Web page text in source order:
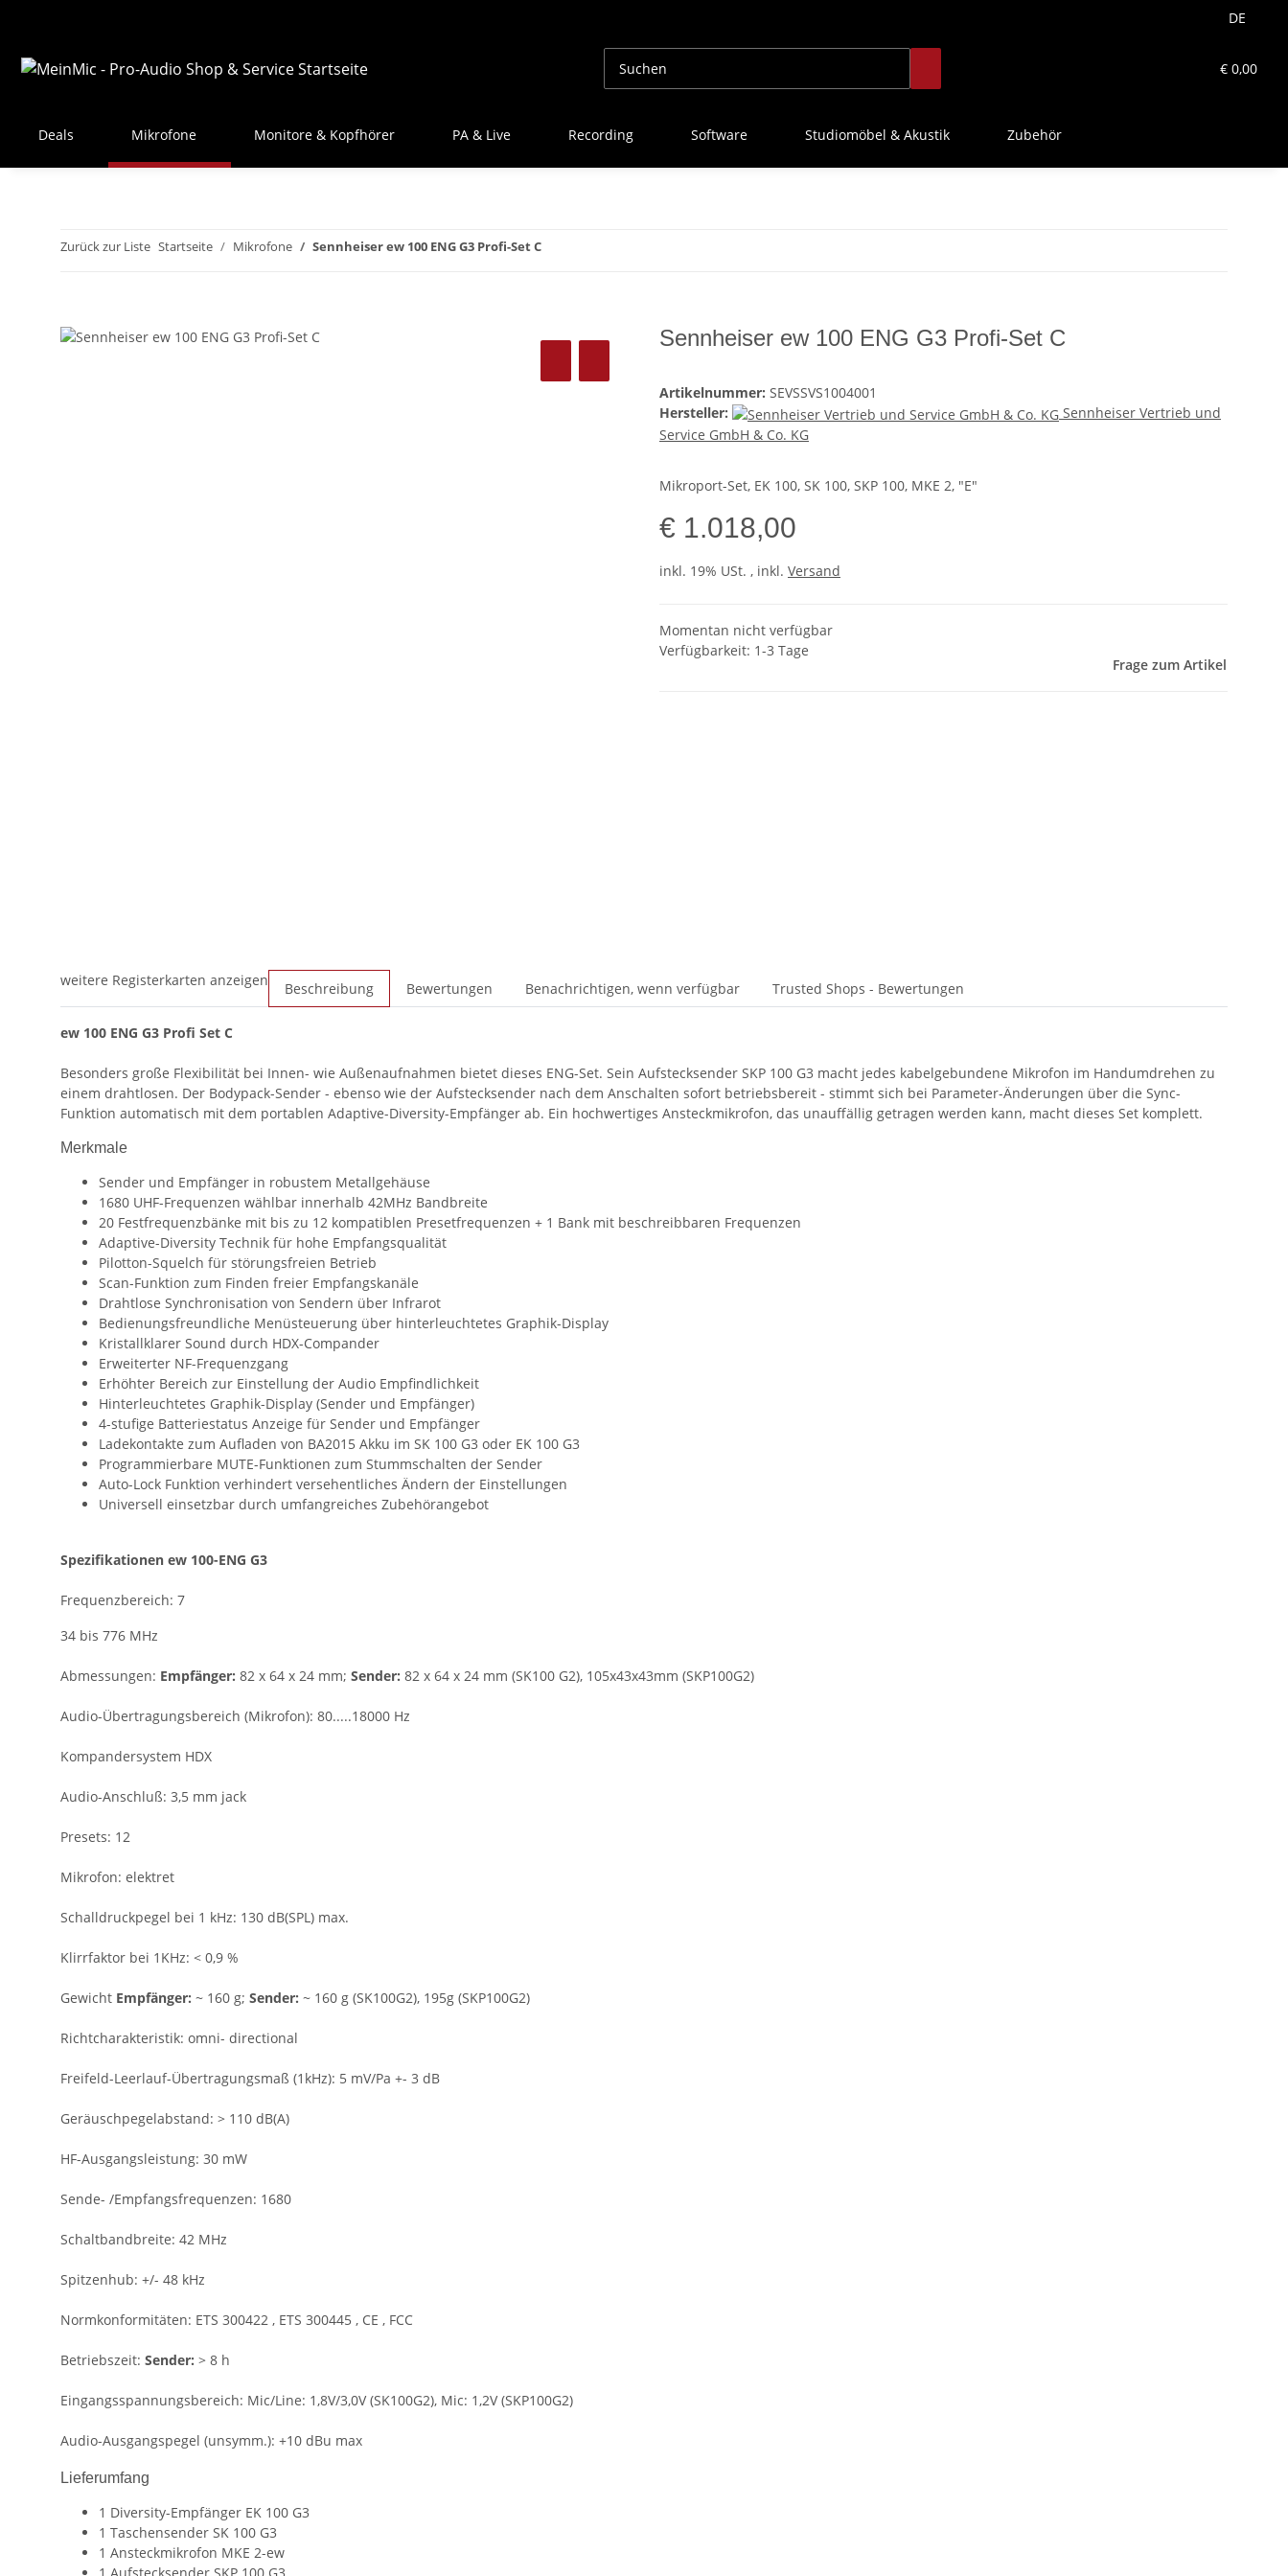
DE
€ 0,00
Deals Mikrofone Monitore & Kopfhörer PA & Live Recording Software Studiomöbel & Akustik Zubehör
Zurück zur Liste Startseite Mikrofone Sennheiser ew 100 ENG G3 Profi-Set C
Sennheiser ew 100 ENG G3 Profi-Set C
Artikelnummer: SEVSSVS1004001
Hersteller:
Sennheiser Vertrieb und
Service GmbH & Co. KG
Mikroport-Set, EK 100, SK 100, SKP 100, MKE 2, "E"
€ 1.018,00
inkl. 19% USt. , inkl. Versand
Momentan nicht verfügbar
Verfügbarkeit: 1-3 Tage
Frage zum Artikel
weitere Registerkarten anzeigen Beschreibung Bewertungen Benachrichtigen, wenn verfügbar Trusted Shops - Bewertungen
ew 100 ENG G3 Profi Set C
Besonders große Flexibilität bei Innen- wie Außenaufnahmen bietet dieses ENG-Set. Sein Aufstecksender SKP 100 G3 macht jedes kabelgebundene Mikrofon im Handumdrehen zu
einem drahtlosen. Der Bodypack-Sender - ebenso wie der Aufstecksender nach dem Anschalten sofort betriebsbereit - stimmt sich bei Parameter-Änderungen über die Sync-
Funktion automatisch mit dem portablen Adaptive-Diversity-Empfänger ab. Ein hochwertiges Ansteckmikrofon, das unauffällig getragen werden kann, macht dieses Set komplett.
Merkmale
Sender und Empfänger in robustem Metallgehäuse
1680 UHF-Frequenzen wählbar innerhalb 42MHz Bandbreite
20 Festfrequenzbänke mit bis zu 12 kompatiblen Presetfrequenzen + 1 Bank mit beschreibbaren Frequenzen
Adaptive-Diversity Technik für hohe Empfangsqualität
Pilotton-Squelch für störungsfreien Betrieb
Scan-Funktion zum Finden freier Empfangskanäle
Drahtlose Synchronisation von Sendern über Infrarot
Bedienungsfreundliche Menüsteuerung über hinterleuchtetes Graphik-Display
Kristallklarer Sound durch HDX-Compander
Erweiterter NF-Frequenzgang
Erhöhter Bereich zur Einstellung der Audio Empfindlichkeit
Hinterleuchtetes Graphik-Display (Sender und Empfänger)
4-stufige Batteriestatus Anzeige für Sender und Empfänger
Ladekontakte zum Aufladen von BA2015 Akku im SK 100 G3 oder EK 100 G3
Programmierbare MUTE-Funktionen zum Stummschalten der Sender
Auto-Lock Funktion verhindert versehentliches Ändern der Einstellungen
Universell einsetzbar durch umfangreiches Zubehörangebot
Spezifikationen ew 100-ENG G3
Frequenzbereich: 7
34 bis 776 MHz
Abmessungen: Empfänger: 82 x 64 x 24 mm; Sender: 82 x 64 x 24 mm (SK100 G2), 105x43x43mm (SKP100G2)
Audio-Übertragungsbereich (Mikrofon): 80.....18000 Hz
Kompandersystem HDX
Audio-Anschluß: 3,5 mm jack
Presets: 12
Mikrofon: elektret
Schalldruckpegel bei 1 kHz: 130 dB(SPL) max.
Klirrfaktor bei 1KHz: < 0,9 %
Gewicht Empfänger: ~ 160 g; Sender: ~ 160 g (SK100G2), 195g (SKP100G2)
Richtcharakteristik: omni- directional
Freifeld-Leerlauf-Übertragungsmaß (1kHz): 5 mV/Pa +- 3 dB
Geräuschpegelabstand: > 110 dB(A)
HF-Ausgangsleistung: 30 mW
Sende- /Empfangsfrequenzen: 1680
Schaltbandbreite: 42 MHz
Spitzenhub: +/- 48 kHz
Normkonformitäten: ETS 300422 , ETS 300445 , CE , FCC
Betriebszeit: Sender: > 8 h
Eingangsspannungsbereich: Mic/Line: 1,8V/3,0V (SK100G2), Mic: 1,2V (SKP100G2)
Audio-Ausgangspegel (unsymm.): +10 dBu max
Lieferumfang
1 Diversity-Empfänger EK 100 G3
1 Taschensender SK 100 G3
1 Ansteckmikrofon MKE 2-ew